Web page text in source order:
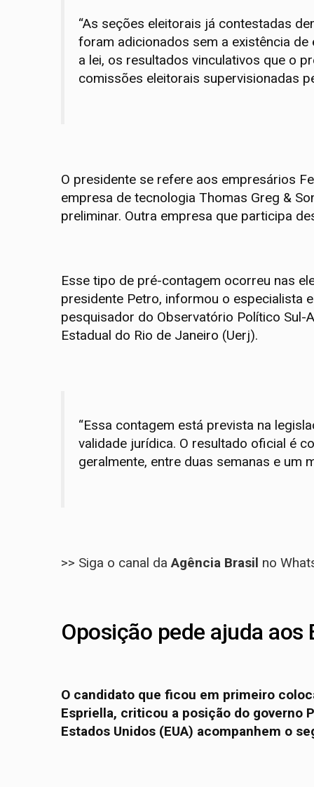
“As seções eleitorais já contestadas
foram adicionados sem a existência
a lei, os resultados vinculativos que o
comissões eleitorais supervisionadas
O presidente se refere aos empresários
empresa de tecnologia Thomas Greg &
preliminar. Outra empresa que participa
Esse tipo de pré-contagem ocorreu nas
presidente Petro, informou o especialista
pesquisador do Observatório Político Sul-
Estadual do Rio de Janeiro (Uerj).
“Essa contagem está prevista na
validade jurídica. O resultado oficial é
geralmente, entre duas semanas e um
>> Siga o canal daAgência Brasil no
Oposição pede ajuda aos
O candidato que ficou em primeiro
Espriella, criticou a posição do governo
Estados Unidos (EUA) acompanhem o